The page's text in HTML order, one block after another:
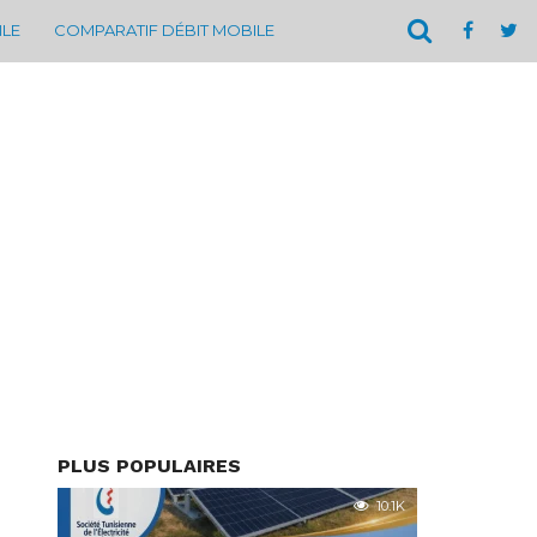
COMPARATIF DÉBIT MOBILE
PLUS POPULAIRES
10.1K